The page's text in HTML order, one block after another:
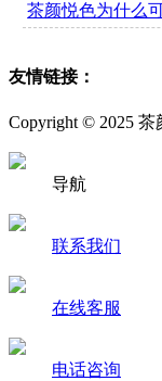
茶颜悦色为什么
友情链接：
Copyright © 2025
导航
联系我们
在线客服
电话咨询